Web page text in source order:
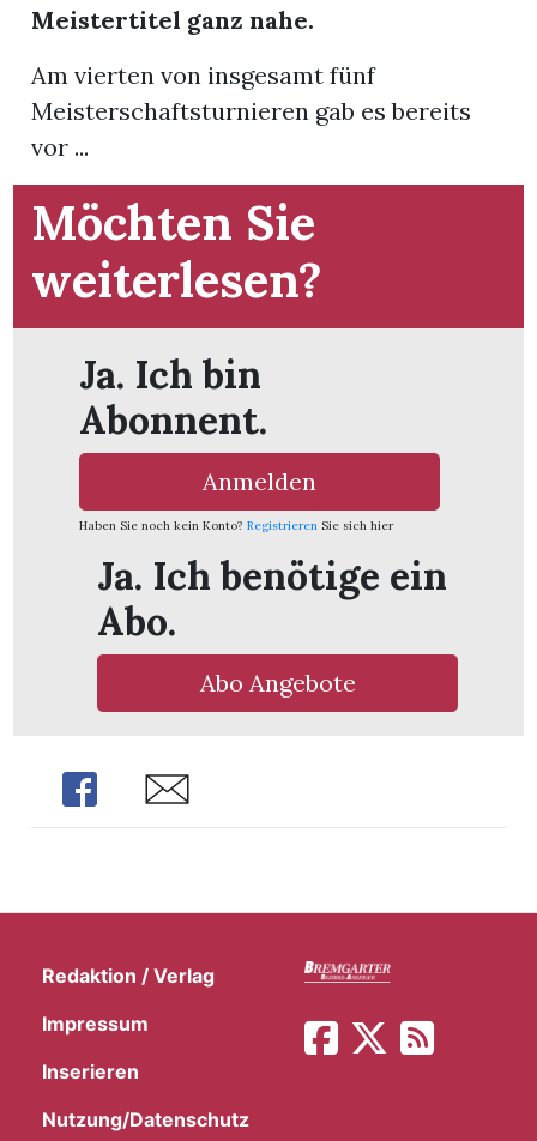
Meistertitel ganz nahe.
Am vierten von insgesamt fünf
Meisterschaftsturnieren gab es bereits
vor ...
Möchten Sie
weiterlesen?
Ja. Ich bin
Abonnent.
Anmelden
Haben Sie noch kein Konto? Registrieren Sie sich hier
Ja. Ich benötige ein
Abo.
Abo Angebote
Share Share
Redaktion / Verlag
Impressum
Inserieren
Nutzung/Datenschutz